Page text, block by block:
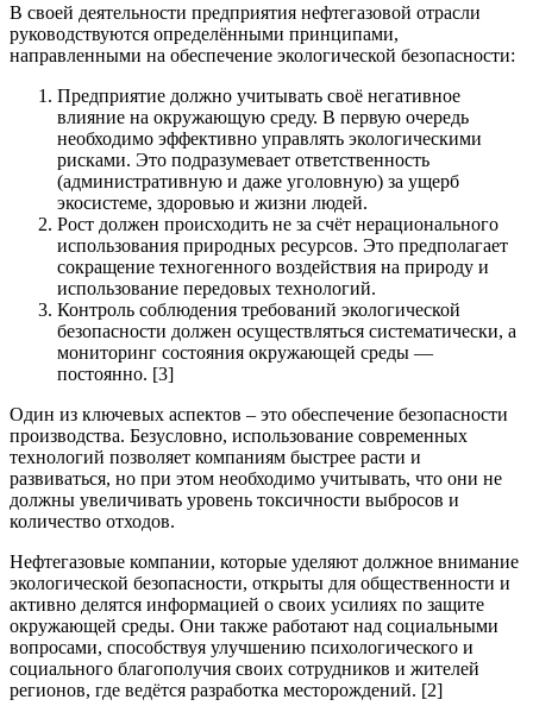
В своей деятельности предприятия нефтегазовой отрасли
руководствуются определёнными принципами,
направленными на обеспечение экологической безопасности:
Предприятие должно учитывать своё негативное
влияние на окружающую среду. В первую очередь
необходимо эффективно управлять экологическими
рисками. Это подразумевает ответственность
(административную и даже уголовную) за ущерб
экосистеме, здоровью и жизни людей.
Рост должен происходить не за счёт нерационального
использования природных ресурсов. Это предполагает
сокращение техногенного воздействия на природу и
использование передовых технологий.
Контроль соблюдения требований экологической
безопасности должен осуществляться систематически, а
мониторинг состояния окружающей среды —
постоянно. [3]
Один из ключевых аспектов – это обеспечение безопасности
производства. Безусловно, использование современных
технологий позволяет компаниям быстрее расти и
развиваться, но при этом необходимо учитывать, что они не
должны увеличивать уровень токсичности выбросов и
количество отходов.
Нефтегазовые компании, которые уделяют должное внимание
экологической безопасности, открыты для общественности и
активно делятся информацией о своих усилиях по защите
окружающей среды. Они также работают над социальными
вопросами, способствуя улучшению психологического и
социального благополучия своих сотрудников и жителей
регионов, где ведётся разработка месторождений. [2]